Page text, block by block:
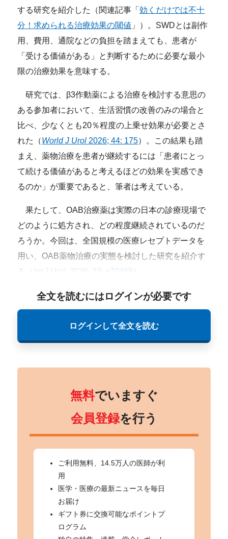
する研究を紹介した（関連記事「効くだけでは不十
分！求められる治療効果の閾値 」）。SWDとは副作
用、費用、通院などの負担を踏まえても、患者が
「受ける価値がある」と判断するために必要な最小
限の治療効果を意味する。
研究では、β3作動薬による治療を検討する意思の
ある参加者において、生活習慣の改善のみの場合と
比べ、少なくとも20％程度の上乗せ効果が必要とさ
れた（World J Urol 2026; 44: 175）。この結果も踏
まえ、薬物治療を患者が継続するには「患者にとっ
て続ける価値があると考えるほどの効果を実感でき
るのか」が重要であると、筆者は考えている。
果たして、OAB治療薬は実際の日本の診療現場で
どのように処方され、どの程度継続されているのだ
ろうか。今回は、全国規模の医療レセプトデータを
用い、OAB薬物治療の実態を検討した研究を紹介す
る（
Int J Urol 2026; 33: e70468
全文を読むにはログインが必要です
ログインして全文を読む
無料でいますぐ
会員登録を行う
ご利用無料、14.5万人の医師が利
用
医学・医療の最新ニュースを毎日
お届け
ギフト券に交換可能なポイントプ
ログラム